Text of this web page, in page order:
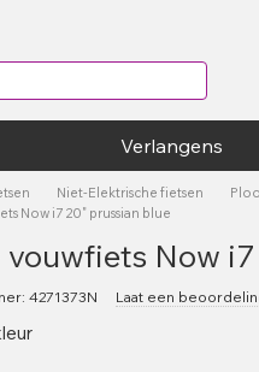
Verlangens
Niet-Elektrische fietsen
Now i7 20" prussian blue
vouwfiets Now
4271373N Laat een